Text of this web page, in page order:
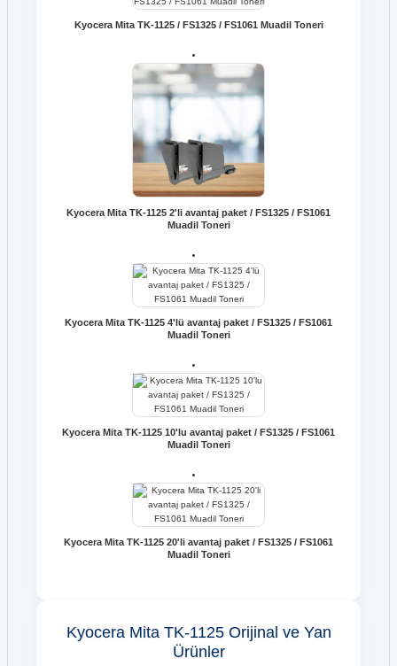
Kyocera Mita TK-1125 / FS1325 / FS1061 Muadil Toneri
Kyocera Mita TK-1125 2'li avantaj paket / FS1325 / FS1061
Muadil Toneri
Kyocera Mita TK-1125 4'lü avantaj paket / FS1325 / FS1061
Muadil Toneri
Kyocera Mita TK-1125 10'lu avantaj paket / FS1325 / FS1061
Muadil Toneri
Kyocera Mita TK-1125 20'li avantaj paket / FS1325 / FS1061
Muadil Toneri
Kyocera Mita TK-1125 Orijinal ve Yan
Ürünler